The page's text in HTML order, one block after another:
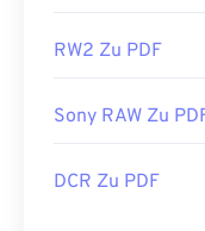
https://
RW2 Zu PDF
Sony RAW Zu
DCR Zu PDF